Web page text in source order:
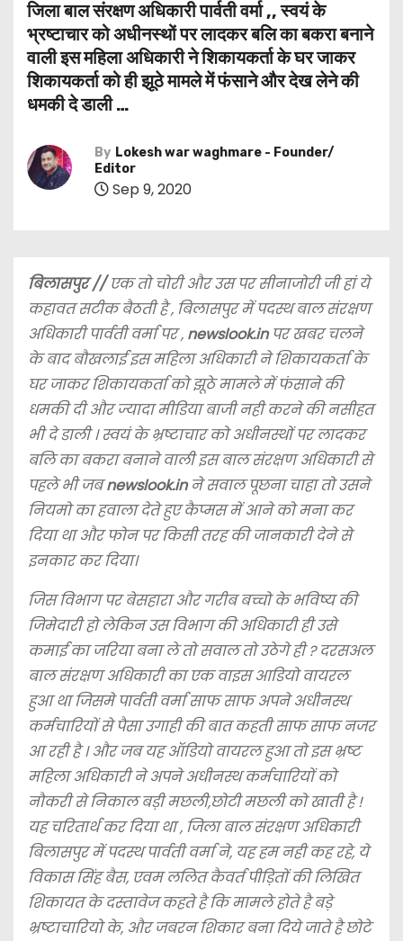
जिला बाल संरक्षण अधिकारी पार्वती वर्मा ,, स्वयं के
भ्रष्टाचार को अधीनस्थों पर लादकर बलि का बकरा बनाने
वाली इस महिला अधिकारी ने शिकायकर्ता के घर जाकर
शिकायकर्ता को ही झूठे मामले में फंसाने और देख लेने की
धमकी दे डाली …
By Lokesh war waghmare - Founder/
Editor
Sep 9, 2020
बिलासपुर //एक तो चोरी और उस पर सीनाजोरी जी हां ये
कहावत सटीक बैठती है , बिलासपुर में पदस्थ बाल संरक्षण
अधिकारी पार्वती वर्मा पर , newslook.inपर खबर चलने
के बाद बौखलाई इस महिला अधिकारी ने शिकायकर्ता के
घर जाकर शिकायकर्ता को झूठे मामले में फंसाने की
धमकी दी और ज्यादा मीडिया बाजी नही करने की नसीहत
भी दे डाली । स्वयं के भ्रष्टाचार को अधीनस्थों पर लादकर
बलि का बकरा बनाने वाली इस बाल संरक्षण अधिकारी से
पहले भी जबnewslook.inने सवाल पूछना चाहा तो उसने
नियमो का हवाला देते हुए कैप्मस में आने को मना कर
दिया था और फोन पर किसी तरह की जानकारी देने से
इनकार कर दिया।
जिस विभाग पर बेसहारा और गरीब बच्चो के भविष्य की
जिमेदारी हो लेकिन उस विभाग की अधिकारी ही उसे
कमाई का जरिया बना ले तो सवाल तो उठेगे ही ? दरसअल
बाल संरक्षण अधिकारी का एक वाइस आडियो वायरल
हुआ था जिसमे पार्वती वर्मा साफ साफ अपने अधीनस्थ
कर्मचारियों से पैसा उगाही की बात कहती साफ साफ नजर
आ रही है । और जब यह ऑडियो वायरल हुआ तो इस भ्रष्ट
महिला अधिकारी ने अपने अधीनस्थ कर्मचारियों को
नौकरी से निकाल बड़ी मछली,छोटी मछली को खाती है !
यह चरितार्थ कर दिया था , जिला बाल संरक्षण अधिकारी
बिलासपुर में पदस्थ पार्वती वर्मा ने, यह हम नही कह रहे, ये
विकास सिंह बैस, एवम ललित कैवर्त पीड़ितों की लिखित
शिकायत के दस्तावेज कहते है कि मामले होते है बड़े
भ्रष्टाचारियो के, और जबरन शिकार बना दिये जाते है छोटे